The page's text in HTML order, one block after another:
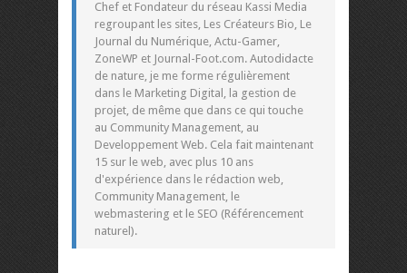
Chef et Fondateur du réseau Kassi Media
regroupant les sites, Les Créateurs Bio, Le
Journal du Numérique, Actu-Gamer,
ZoneWP et Journal-Foot.com. Autodidacte
de nature, je me forme régulièrement
dans le Marketing Digital, la gestion de
projet, de même que dans ce qui touche
au Community Management, au
Developpement Web. Cela fait maintenant
15 sur le web, avec plus 10 ans
d'expérience dans le rédaction web,
Community Management, le
webmastering et le SEO (Référencement
naturel).